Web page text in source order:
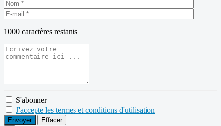
1000 caractères restants
S'abonner
J'accepte les termes et conditions d'utilisation
Envoyer
Effacer